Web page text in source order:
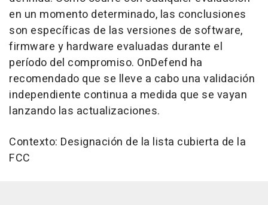
en un momento determinado, las conclusiones
son específicas de las versiones de software,
firmware y hardware evaluadas durante el
período del compromiso. OnDefend ha
recomendado que se lleve a cabo una validación
independiente continua a medida que se vayan
lanzando las actualizaciones.
Contexto: Designación de la lista cubierta de la
FCC